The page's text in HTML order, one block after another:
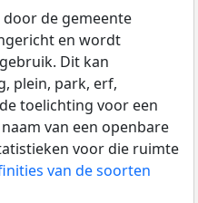
de gemeente
en wordt
Dit kan
plein, park, erf,
toelichting voor een
van een openbare
voor die ruimte
van de soorten